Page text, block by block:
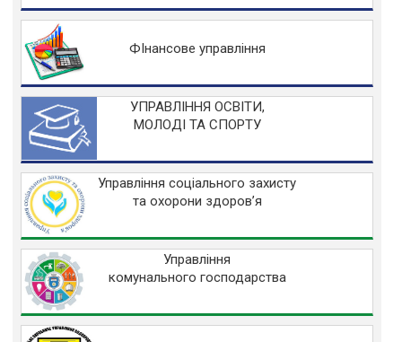
ФІнансове управління
УПРАВЛІННЯ ОСВІТИ,
МОЛОДІ ТА СПОРТУ
Управління соціального захисту
та охорони здоров’я
Управління
комунального господарства